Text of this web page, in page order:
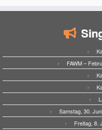
FAWM –
Samstag, 30.
Freitag, 8.